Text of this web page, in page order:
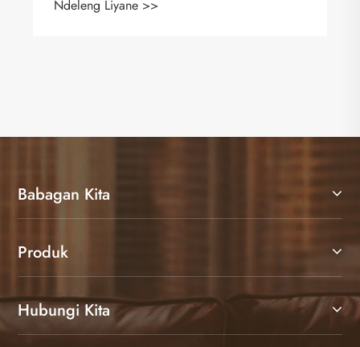
Ndeleng Liyane >>
Babagan Kita
Produk
Hubungi Kita